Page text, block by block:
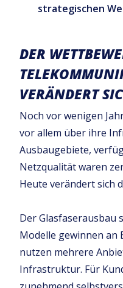
strategischen
DER
VERÄNDERT
Noch vor wenigen
vor allem über ihre
Ausbaugebiete,
Netzqualität waren
Heute verändert sich
Der Glasfaserausbau
Modelle gewinnen an
nutzen mehrere
Infrastruktur. Für